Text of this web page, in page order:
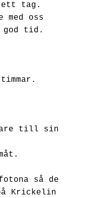
ett tag.
oss
tid.
till sin
så de
Krickelin